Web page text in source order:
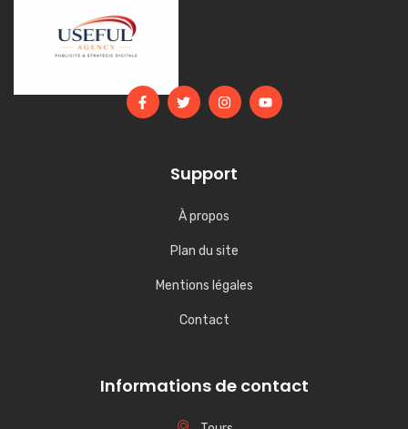
Support
À propos
Plan du site
Mentions légales
Contact
Informations de contact